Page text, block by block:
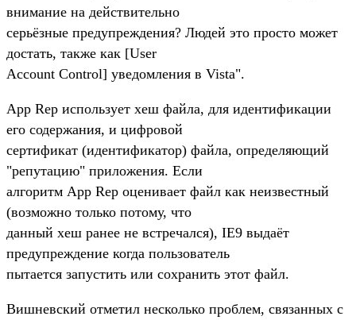
внимание на действительно
серьёзные предупреждения? Людей это просто может
достать, также как [User
Account Control] уведомления в Vista".
App Rep использует хеш файла, для идентификации
его содержания, и цифровой
сертификат (идентификатор) файла, определяющий
"репутацию" приложения. Если
алгоритм App Rep оценивает файл как неизвестный
(возможно только потому, что
данный хеш ранее не встречался), IE9 выдаёт
предупреждение когда пользователь
пытается запустить или сохранить этот файл.
Вишневский отметил несколько проблем, связанных с